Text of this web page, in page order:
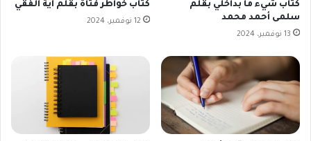
كتاب شيء ما بداخلي بقلم
سلمى أحمد محمد
13 نوفمبر، 2024
كتاب خواطر فتاة بقلم آية الفقي
12 نوفمبر، 2024